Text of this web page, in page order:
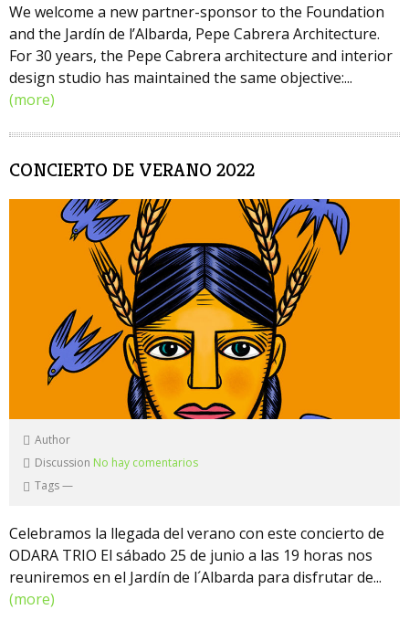
We welcome a new partner-sponsor to the Foundation
and the Jardín de l’Albarda, Pepe Cabrera Architecture.
For 30 years, the Pepe Cabrera architecture and interior
design studio has maintained the same objective:...
(more)
CONCIERTO DE VERANO 2022
Author
Discussion No hay comentarios
Tags—
Celebramos la llegada del verano con este concierto de
ODARA TRIO El sábado 25 de junio a las 19 horas nos
reuniremos en el Jardín de l´Albarda para disfrutar de...
(more)